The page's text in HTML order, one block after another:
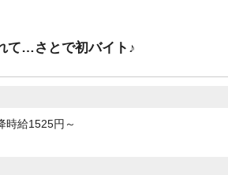
て…さとで初バイト♪
時給1525円～